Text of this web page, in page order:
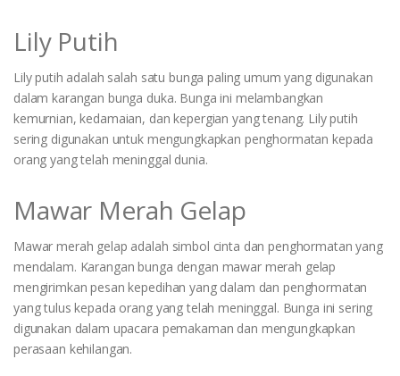
Lily Putih
Lily putih adalah salah satu bunga paling umum yang digunakan
dalam karangan bunga duka. Bunga ini melambangkan
kemurnian, kedamaian, dan kepergian yang tenang. Lily putih
sering digunakan untuk mengungkapkan penghormatan kepada
orang yang telah meninggal dunia.
Mawar Merah Gelap
Mawar merah gelap adalah simbol cinta dan penghormatan yang
mendalam. Karangan bunga dengan mawar merah gelap
mengirimkan pesan kepedihan yang dalam dan penghormatan
yang tulus kepada orang yang telah meninggal. Bunga ini sering
digunakan dalam upacara pemakaman dan mengungkapkan
perasaan kehilangan.